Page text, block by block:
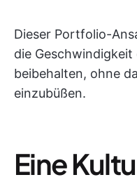
Dieser Portfolio-
die
beibehalten, ohne
einzubüßen.
Eine